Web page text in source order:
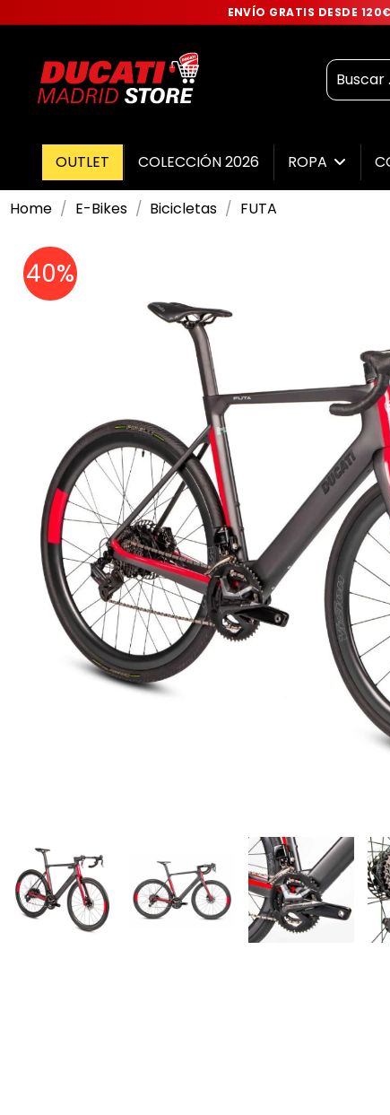
ENVÍO GRATIS DESDE
OUTLET COLECCIÓN 2026 ROPA
Home E-Bikes Bicicletas FUTA
40%